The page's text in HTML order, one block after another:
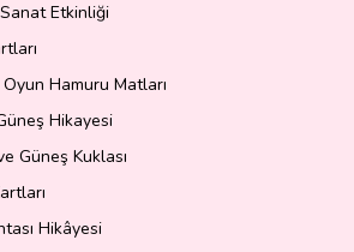
Etkinliği
Oyun Hamuru Matları
Hikayesi
Güneş Kuklası
Hikâyesi